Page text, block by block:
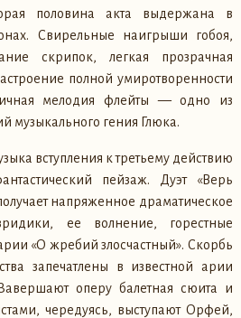
половина акта выдержана в
Свирельные наигрыши гобоя,
скрипок, легкая прозрачная
полной умиротворенности
мелодия флейты — одно из
музыкального гения Глюка.
вступления к третьему действию
пейзаж. Дуэт «Верь
напряженное драматическое
ее волнение, горестные
«О жребий злосчастный». Скорбь
запечатлены в известной арии
оперу балетная сюита и
чередуясь, выступают Орфей,